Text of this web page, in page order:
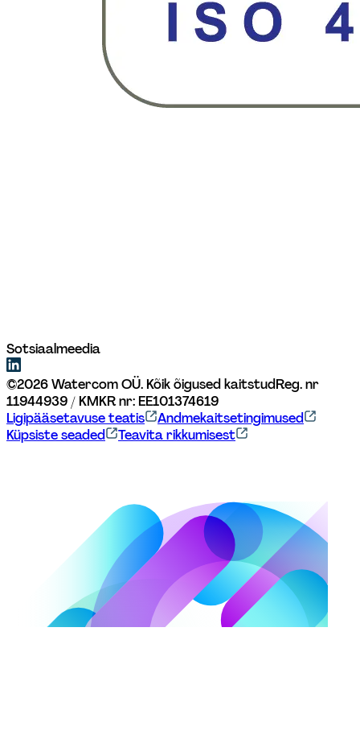
Sotsiaalmeedia
©2026Watercom OÜ. Kõik õigused kaitstudReg. nr
11944939 / KMKR nr: EE101374619
Ligipääsetavuse teatis
Andmekaitsetingimused
Küpsiste seaded
Teavita rikkumisest